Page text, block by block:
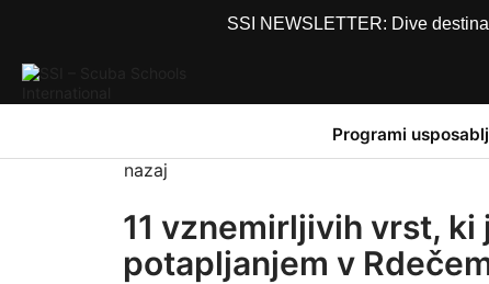
SSI NEWSLETTER: Dive
Programi
nazaj
11 vznemirljivih vrst,
potapljanjem v